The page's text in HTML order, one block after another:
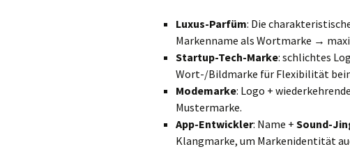
Luxus-Parfüm: Die
Markenname als Wortmarke →
Startup-Tech-Marke: schlichtes
Wort-/Bildmarke für Flexibilität
Modemarke: Logo +
Mustermarke.
App-Entwickler: Name + Sound-
Klangmarke, um Markenidentität